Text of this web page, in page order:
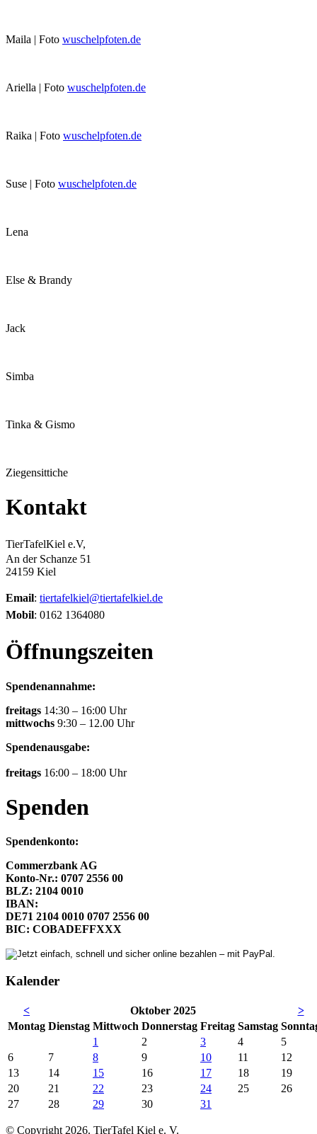
Maila | Foto wuschelpfoten.de
Ariella | Foto wuschelpfoten.de
Raika | Foto wuschelpfoten.de
Suse | Foto wuschelpfoten.de
Lena
Else & Brandy
Jack
Simba
Tinka & Gismo
Ziegensittiche
Kontakt
TierTafelKiel e.V,
An der Schanze 51
24159 Kiel
Email: tiertafelkiel@tiertafelkiel.de
Mobil: 0162 1364080
Öffnungszeiten
Spendenannahme:
freitags 14:30 – 16:00 Uhr
mittwochs 9:30 – 12.00 Uhr
Spendenausgabe:
freitags 16:00 – 18:00 Uhr
Spenden
Spendenkonto:
Commerzbank AG
Konto-Nr.: 0707 2556 00
BLZ: 2104 0010
IBAN:
DE71 2104 0010 0707 2556 00
BIC: COBADEFFXXX
Kalender
< Oktober 2025
>
Montag Dienstag Mittwoch Donnerstag Freitag Samstag So
1
2 3 4
5
6
7 8 9 10 11
12
13
14 15 16 17 18
19
20
21 22 23 24 25
26
27
28 29 30 31
© Copyright 2026. TierTafel Kiel e. V.